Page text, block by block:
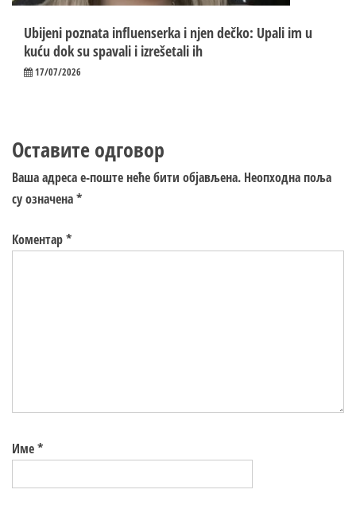
Ubijeni poznata influenserka i njen dečko: Upali im u
kuću dok su spavali i izrešetali ih
17/07/2026
Оставите одговор
Ваша адреса е-поште неће бити објављена. Неопходна поља
су означена*
Коментар*
Име*